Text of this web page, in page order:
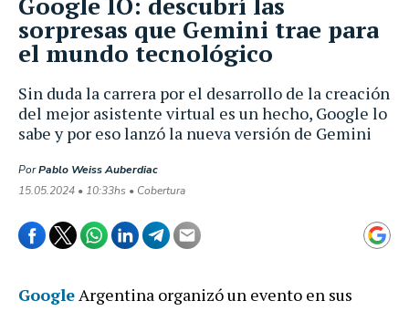
Sin duda la carrera por el desarrollo de la creación
del mejor asistente virtual es un hecho, Google lo
sabe y por eso lanzó la nueva versión de Gemini
PorPablo Weiss Auberdiac
15.05.2024 • 10:33hs • Cobertura
sorpresas que Gemini trae para
el mundo tecnológico
GoogleArgentina organizó un evento en sus